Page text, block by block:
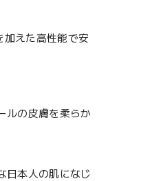
えた高性能で安
ルの皮膚を柔らか
日本人の肌になじ